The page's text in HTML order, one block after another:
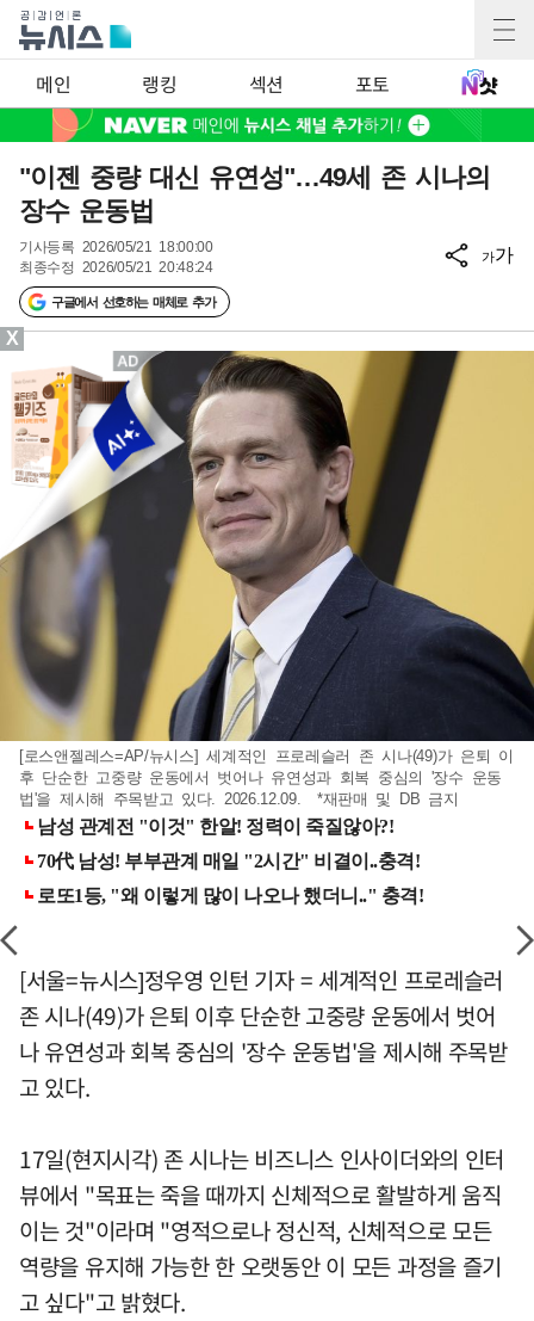
메인 랭킹 섹션 포토
"이젠 중량 대신 유연성"…49세 존 시나의
장수 운동법
기사등록 2026/05/21 18:00:00
최종수정 2026/05/21 20:48:24
구글에서 선호하는 매체로 추가
가가
[로스앤젤레스=AP/뉴시스] 세계적인 프로레슬러 존 시나(49)가 은퇴 이
후 단순한 고중량 운동에서 벗어나 유연성과 회복 중심의 '장수 운동
법'을 제시해 주목받고 있다. 2026.12.09. *재판매 및 DB 금지
[서울=뉴시스]정우영 인턴 기자 = 세계적인 프로레슬러
존 시나(49)가 은퇴 이후 단순한 고중량 운동에서 벗어
나 유연성과 회복 중심의 '장수 운동법'을 제시해 주목받
고 있다.
17일(현지시각) 존 시나는 비즈니스 인사이더와의 인터
뷰에서 "목표는 죽을 때까지 신체적으로 활발하게 움직
이는 것"이라며 "영적으로나 정신적, 신체적으로 모든
역량을 유지해 가능한 한 오랫동안 이 모든 과정을 즐기
고 싶다"고 밝혔다.
X